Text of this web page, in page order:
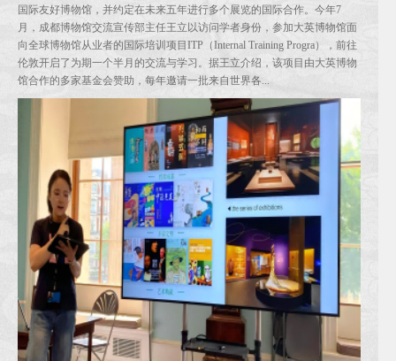
国际友好博物馆，并约定在未来五年进行多个展览的国际合作。今年7
月，成都博物馆交流宣传部主任王立以访问学者身份，参加大英博物馆面
向全球博物馆从业者的国际培训项目ITP（Internal Training Progra），前往
伦敦开启了为期一个半月的交流与学习。据王立介绍，该项目由大英博物
馆合作的多家基金会赞助，每年邀请一批来自世界各...